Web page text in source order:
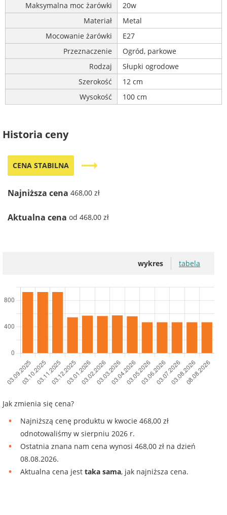
Maksymalna moc żarówki
20w
Materiał
Metal
Mocowanie żarówki
E27
Przeznaczenie
Ogród, parkowe
Rodzaj
Słupki ogrodowe
Szerokość
12 cm
Wysokość
100 cm
Historia ceny
CENA STABILNA trending_flat
Najniższa cena 468,00 zł
Aktualna cena od 468,00 zł
wykres tabela
Jak zmienia się cena?
Najniższą cenę produktu w kwocie 468,00 zł
odnotowaliśmy w sierpniu 2026 r.
Ostatnia znana nam cena wynosi 468,00 zł na dzień
08.08.2026.
Aktualna cena jest taka sama, jak najniższa cena.